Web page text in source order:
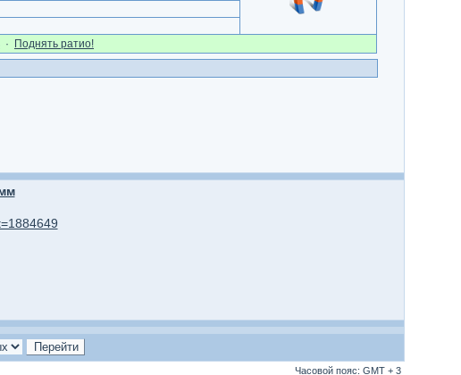
· Поднять ратио!
Часовой пояс: GMT + 3